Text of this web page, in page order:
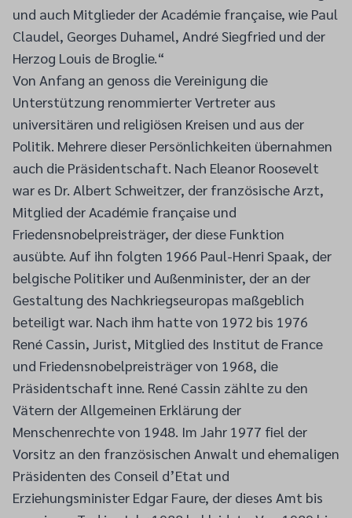
und auch Mitglieder der Académie française, wie Paul
Claudel, Georges Duhamel, André Siegfried und der
Herzog Louis de Broglie.“
Von Anfang an genoss die Vereinigung die
Unterstützung renommierter Vertreter aus
universitären und religiösen Kreisen und aus der
Politik. Mehrere dieser Persönlichkeiten übernahmen
auch die Präsidentschaft. Nach Eleanor Roosevelt
war es Dr. Albert Schweitzer, der französische Arzt,
Mitglied der Académie française und
Friedensnobelpreisträger, der diese Funktion
ausübte. Auf ihn folgten 1966 Paul-Henri Spaak, der
belgische Politiker und Außenminister, der an der
Gestaltung des Nachkriegseuropas maßgeblich
beteiligt war. Nach ihm hatte von 1972 bis 1976
René Cassin, Jurist, Mitglied des Institut de France
und Friedensnobelpreisträger von 1968, die
Präsidentschaft inne. René Cassin zählte zu den
Vätern der Allgemeinen Erklärung der
Menschenrechte von 1948. Im Jahr 1977 fiel der
Vorsitz an den französischen Anwalt und ehemaligen
Präsidenten des Conseil d’Etat und
Erziehungsminister Edgar Faure, der dieses Amt bis